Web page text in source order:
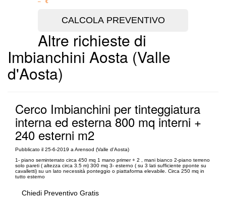
– €
Altre richieste di
Imbianchini Aosta (Valle
d'Aosta)
Cerco Imbianchini per tinteggiatura
interna ed esterna 800 mq interni +
240 esterni m2
Pubblicato il 25-6-2019 a Arensod (Valle d'Aosta)
1- piano seminterrato circa 450 mq 1 mano primer + 2 , mani bianco 2-piano terreno
solo pareti ( altezza circa 3.5 m) 300 mq 3- esterno ( su 3 lati sufficiente pponte su
cavalletti) su un lato necessità ponteggio o piattaforma elevabile. Circa 250 mq in
tutto esterno
Chiedi Preventivo Gratis